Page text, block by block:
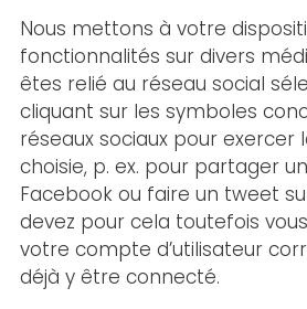
Nous mettons à votre
fonctionnalités sur divers
êtes relié au réseau social
cliquant sur les symboles
réseaux sociaux pour exercer
choisie, p. ex. pour partager
Facebook ou faire un tweet
devez pour cela toutefois
votre compte d’utilisateur
déjà y être connecté.